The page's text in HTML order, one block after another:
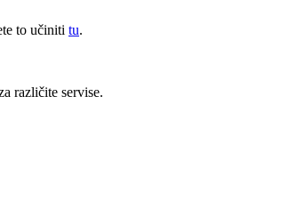
to učiniti tu.
različite servise.